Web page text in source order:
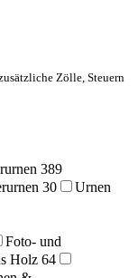
Zölle, Steuern
389
30
Urnen
Foto- und
Holz 64